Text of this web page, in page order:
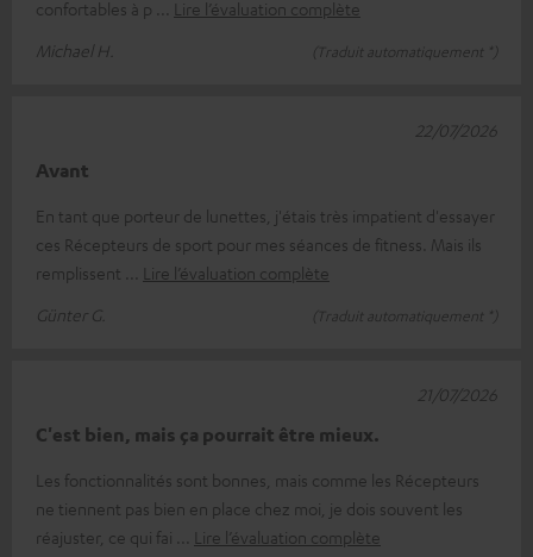
confortables à p
Lire l’évaluation complète
Michael H.
(Traduit automatiquement *)
Avant
En tant que porteur de lunettes, j'étais très impatient d'essayer
ces Récepteurs de sport pour mes séances de fitness. Mais ils
remplissent
Lire l’évaluation complète
Günter G.
(Traduit automatiquement *)
22/07/2026
C'est bien, mais ça pourrait être mieux.
Les fonctionnalités sont bonnes, mais comme les Récepteurs
ne tiennent pas bien en place chez moi, je dois souvent les
réajuster, ce qui fai
Lire l’évaluation complète
21/07/2026